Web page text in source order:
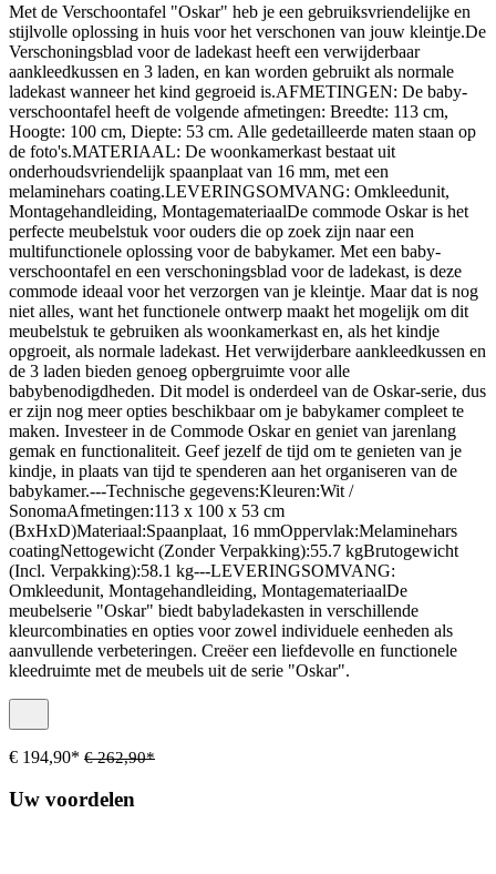
Met de Verschoontafel "Oskar" heb je een gebruiksvriendelijke en
stijlvolle oplossing in huis voor het verschonen van jouw kleintje.De
Verschoningsblad voor de ladekast heeft een verwijderbaar
aankleedkussen en 3 laden, en kan worden gebruikt als normale
ladekast wanneer het kind gegroeid is.AFMETINGEN: De baby-
verschoontafel heeft de volgende afmetingen: Breedte: 113 cm,
Hoogte: 100 cm, Diepte: 53 cm. Alle gedetailleerde maten staan op
de foto's.MATERIAAL: De woonkamerkast bestaat uit
onderhoudsvriendelijk spaanplaat van 16 mm, met een
melaminehars coating.LEVERINGSOMVANG: Omkleedunit,
Montagehandleiding, MontagemateriaalDe commode Oskar is het
perfecte meubelstuk voor ouders die op zoek zijn naar een
multifunctionele oplossing voor de babykamer. Met een baby-
verschoontafel en een verschoningsblad voor de ladekast, is deze
commode ideaal voor het verzorgen van je kleintje. Maar dat is nog
niet alles, want het functionele ontwerp maakt het mogelijk om dit
meubelstuk te gebruiken als woonkamerkast en, als het kindje
opgroeit, als normale ladekast. Het verwijderbare aankleedkussen en
de 3 laden bieden genoeg opbergruimte voor alle
babybenodigdheden. Dit model is onderdeel van de Oskar-serie, dus
er zijn nog meer opties beschikbaar om je babykamer compleet te
maken. Investeer in de Commode Oskar en geniet van jarenlang
gemak en functionaliteit. Geef jezelf de tijd om te genieten van je
kindje, in plaats van tijd te spenderen aan het organiseren van de
babykamer.---Technische gegevens:Kleuren:Wit /
SonomaAfmetingen:113 x 100 x 53 cm
(BxHxD)Materiaal:Spaanplaat, 16 mmOppervlak:Melaminehars
coatingNettogewicht (Zonder Verpakking):55.7 kgBrutogewicht
(Incl. Verpakking):58.1 kg---LEVERINGSOMVANG:
Omkleedunit, Montagehandleiding, MontagemateriaalDe
meubelserie "Oskar" biedt babyladekasten in verschillende
kleurcombinaties en opties voor zowel individuele eenheden als
aanvullende verbeteringen. Creëer een liefdevolle en functionele
kleedruimte met de meubels uit de serie "Oskar".
€ 194,90* € 262,90*
Uw voordelen